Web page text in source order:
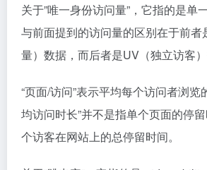
关于”唯一身份访问量”，它指的是单
与前面提到的访问量的区别在于前者
量）数据，而后者是UV（独立访客）
“页面/访问”表示平均每个访问者浏览
均访问时长”并不是指单个页面的停
个访客在网站上的总停留时间。